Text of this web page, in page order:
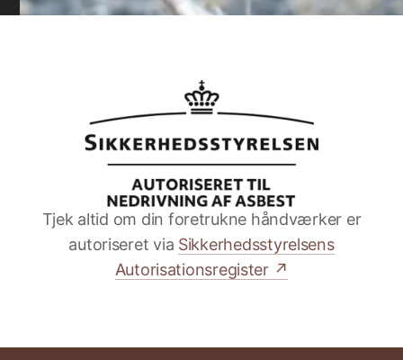
Tjek altid om din foretrukne håndværker er
autoriseret via Sikkerhedsstyrelsens
Autorisationsregister ↗